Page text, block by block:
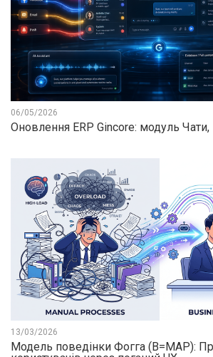
06/05/2026
Оновлення ERP Gincore: модуль Чати,
13/03/2026
Модель поведінки Фогга (B=MAP):